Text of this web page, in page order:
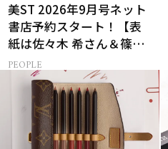
美ST 2026年9月号ネット
書店予約スタート！【表
紙は佐々木 希さん＆篠塚
大輝さん】
PEOPLE